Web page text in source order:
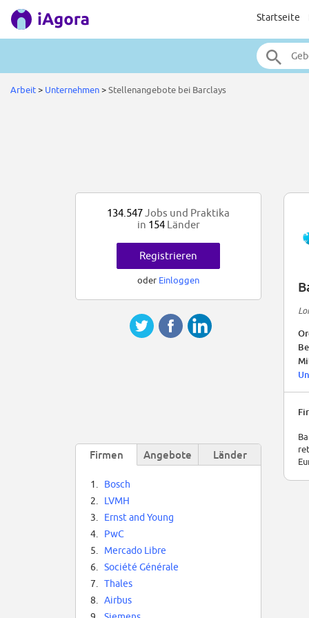
Startseite
Arbeit> Unternehmen>Stellenangebote bei Barclays
134.547Jobs und Praktika
in 154Länder
Registrieren
oder Einloggen
Firmen Angebote Länder
1.
Bosch
2.
LVMH
3.
Ernst and Young
4.
PwC
5.
Mercado Libre
6.
Société Générale
7.
Thales
8.
Airbus